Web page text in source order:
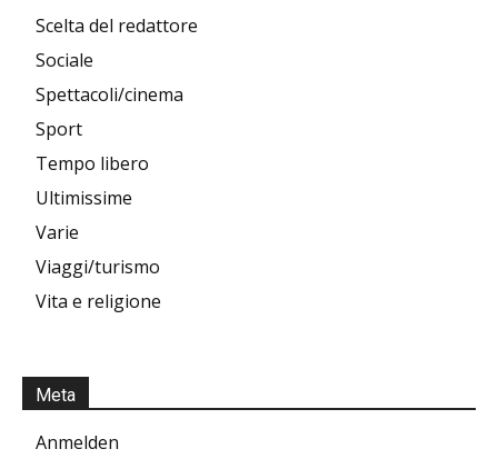
Scelta del redattore
Sociale
Spettacoli/cinema
Sport
Tempo libero
Ultimissime
Varie
Viaggi/turismo
Vita e religione
Meta
Anmelden